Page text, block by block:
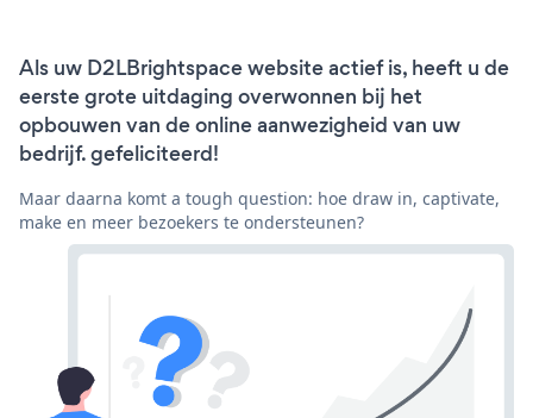
Als uw D2LBrightspace website actief is, heeft u de
eerste grote uitdaging overwonnen bij het
opbouwen van de online aanwezigheid van uw
bedrijf. gefeliciteerd!
Maar daarna komt a tough question: hoe draw in, captivate,
make en meer bezoekers te ondersteunen?